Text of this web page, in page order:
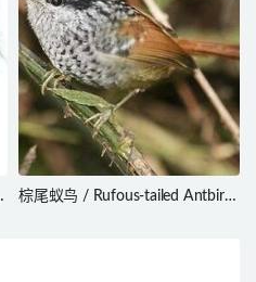
棕尾蚁鸟 / Rufous-tailed Antbird